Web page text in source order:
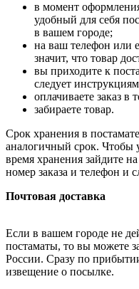
в момент
удобный для себя
в вашем городе;
на ваш телефон или
значит, что товар
вы приходите к
следует
оплачиваете заказ в
забираете товар.
Срок хранения в
аналогичный срок. Чтобы
время хранения зайдите
номер заказа и телефон и
Почтовая доставка
Если в вашем городе не
постаматы, то вы можете
России. Сразу по
извещение о посылке.